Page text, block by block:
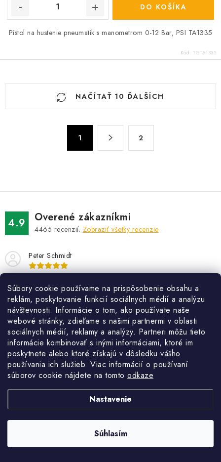
Súbory cookie používame na prispôsobenie obsahu a
reklám, poskytovanie funkcií sociálnych médií a analýzu
návštevnosti. Informácie o tom, ako používate naše
webové stránky, zdieľame s našimi partnermi v oblasti
sociálnych médií, reklamy a analýzy. Partneri môžu tieto
informácie kombinovať s inými informáciami, ktoré im
poskytnete alebo ktoré získajú v dôsledku vášho
používania ich služieb. Viac informácií o používaní
súborov cookie nájdete na tomto odkaze
Nastavenie
Súhlasím
DO KOŠÍKA
Pistol na hustenie pneumatik s manometrom 0-12 Bar, PSI TA1335
Kód: TGTA1335
O
e
v
y
v
ý
p
s
u
NAČÍTAŤ 10 ĎALŠÍCH
k
v
a
n
e
1 2
4.9 Overené zákazníkmi
4465 recenzií. Zobraziť všetky recenzie
Peter Schmidt
dobrý výrobok odporúčam
Sledujte nás na Instagrame
ZOBRAZIŤ PROFIL